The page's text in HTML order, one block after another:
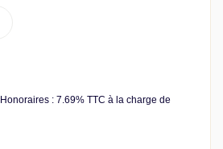
Honoraires : 7.69% TTC à la charge de